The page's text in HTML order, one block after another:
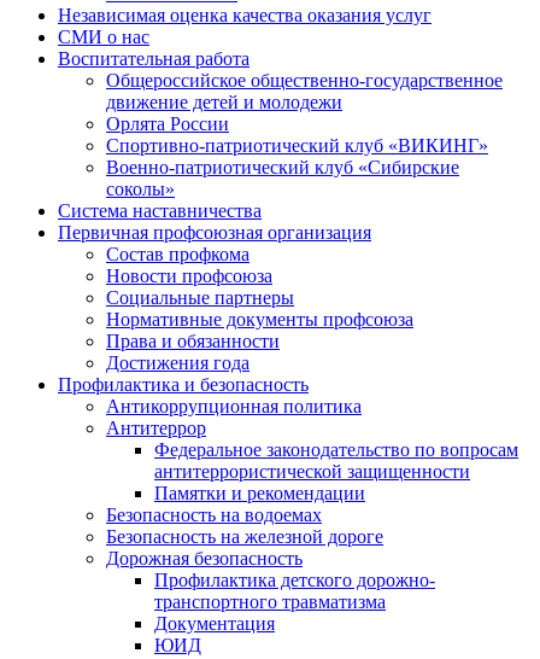
Независимая оценка качества оказания услуг
СМИ о нас
Воспитательная работа
Общероссийское общественно-государственное
движение детей и молодежи
Орлята России
Спортивно-патриотический клуб «ВИКИНГ»
Военно-патриотический клуб «Сибирские
соколы»
Система наставничества
Первичная профсоюзная организация
Состав профкома
Новости профсоюза
Социальные партнеры
Нормативные документы профсоюза
Права и обязанности
Достижения года
Профилактика и безопасность
Антикоррупционная политика
Антитеррор
Федеральное законодательство по вопросам
антитеррористической защищенности
Памятки и рекомендации
Безопасность на водоемах
Безопасность на железной дороге
Дорожная безопасность
Профилактика детского дорожно-
транспортного травматизма
Документация
ЮИД